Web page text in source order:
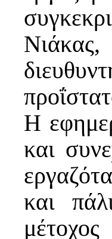
Νιάκας,
Η
και
και